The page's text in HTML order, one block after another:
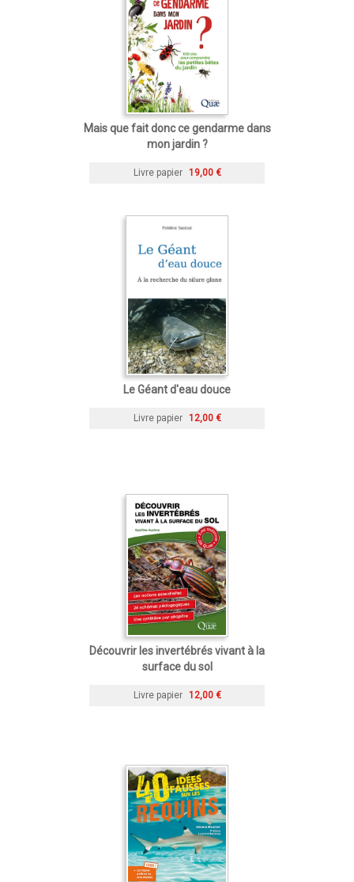
Mais que fait donc ce gendarme dans
mon jardin ?
Livre papier 19,00 €
Le Géant d'eau douce
Livre papier 12,00 €
Découvrir les invertébrés vivant à la
surface du sol
Livre papier 12,00 €